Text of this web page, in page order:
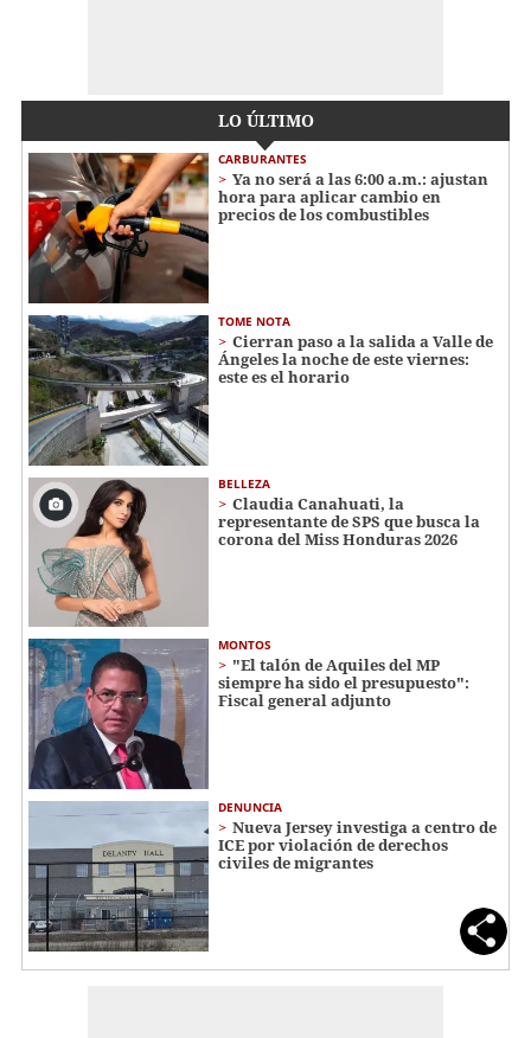
LO ÚLTIMO
CARBURANTES
Ya no será a las 6:00 a.m.: ajustan
hora para aplicar cambio en
precios de los combustibles
TOME NOTA
Cierran paso a la salida a Valle de
Ángeles la noche de este viernes:
este es el horario
BELLEZA
Claudia Canahuati, la
representante de SPS que busca la
corona del Miss Honduras 2026
MONTOS
"El talón de Aquiles del MP
siempre ha sido el presupuesto":
Fiscal general adjunto
DENUNCIA
Nueva Jersey investiga a centro de
ICE por violación de derechos
civiles de migrantes